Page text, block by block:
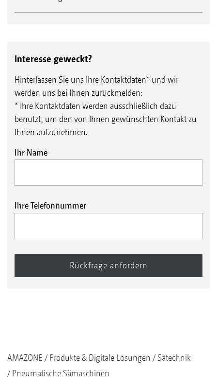
Interesse geweckt?
Hinterlassen Sie uns Ihre Kontaktdaten* und wir
werden uns bei Ihnen zurückmelden:
* Ihre Kontaktdaten werden ausschließlich dazu
benutzt, um den von Ihnen gewünschten Kontakt zu
Ihnen aufzunehmen.
Ihr Name
Ihre Telefonnummer
AMAZONE Produkte & Digitale Lösungen
Sätechnik
Pneumatische Sämaschinen